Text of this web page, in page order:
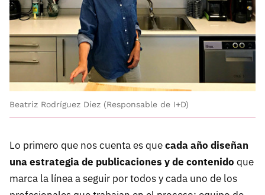
Beatriz Rodríguez Díez (Responsable de I+D)
Lo primero que nos cuenta es quecada año diseñan
una estrategia de publicaciones y de contenido que
marca la línea a seguir por todos y cada uno de los